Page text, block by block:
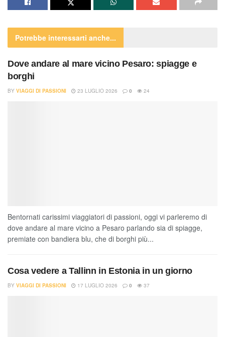
Potrebbe interessarti anche...
Dove andare al mare vicino Pesaro: spiagge e
borghi
BY VIAGGI DI PASSIONI 23 LUGLIO 2026 0 24
Bentornati carissimi viaggiatori di passioni, oggi vi parleremo di
dove andare al mare vicino a Pesaro parlando sia di spiagge,
premiate con bandiera blu, che di borghi più...
Cosa vedere a Tallinn in Estonia in un giorno
BY VIAGGI DI PASSIONI 17 LUGLIO 2026 0 37